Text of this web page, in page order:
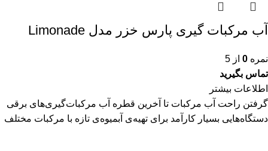
آب مرکبات گیری پارس خزر مدل Limonade
نمره 0 از 5
تماس بگیرید
اطلاعات بیشتر
گرفتن راحت آب مرکبات تا آخرین قطره آب مرکبات‌گیری‌های برقی
دستگاه‌هایی بسیار کارآمد برای تهیه‌ی آبمیوه‌ی تازه با مرکبات مختلف